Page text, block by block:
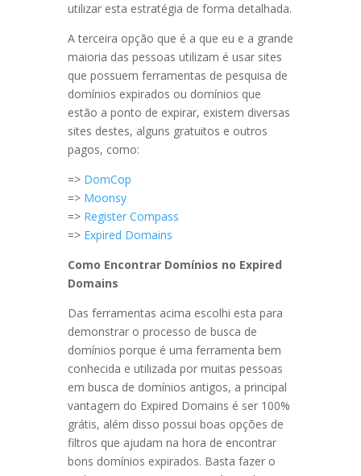
utilizar esta estratégia de forma detalhada.
A terceira opção que é a que eu e a grande
maioria das pessoas utilizam é usar sites
que possuem ferramentas de pesquisa de
domínios expirados ou domínios que
estão a ponto de expirar, existem diversas
sites destes, alguns gratuitos e outros
pagos, como:
=> DomCop
=> Moonsy
=> Register Compass
=> Expired Domains
Como Encontrar Domínios no Expired
Domains
Das ferramentas acima escolhi esta para
demonstrar o processo de busca de
domínios porque é uma ferramenta bem
conhecida e utilizada por muitas pessoas
em busca de domínios antigos, a principal
vantagem do Expired Domains é ser 100%
grátis, além disso possui boas opções de
filtros que ajudam na hora de encontrar
bons domínios expirados. Basta fazer o